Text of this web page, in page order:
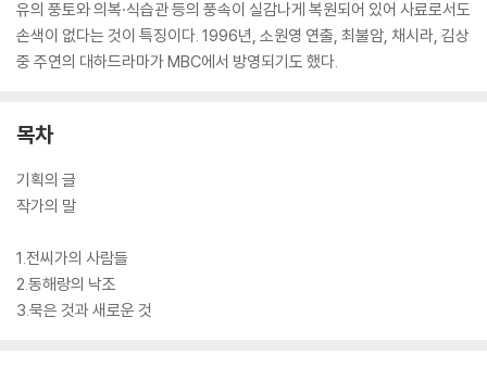
유의 풍토와 의복·식습관 등의 풍속이 실감나게 복원되어 있어 사료로서도
손색이 없다는 것이 특징이다. 1996년, 소원영 연출, 최불암, 채시라, 김상
중 주연의 대하드라마가 MBC에서 방영되기도 했다.
목차
기획의 글
작가의 말
1.전씨가의 사람들
2.동해랑의 낙조
3.묵은 것과 새로운 것